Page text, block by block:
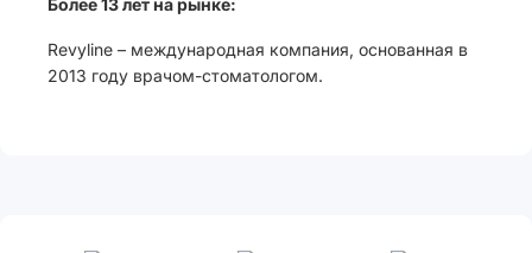
Более 13 лет на рынке:
Revyline – международная компания, основанная в
2013 году врачом-стоматологом.